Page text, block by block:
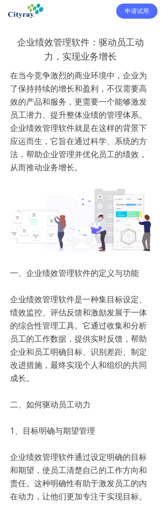
申请试用
企业绩效管理软件：驱动员工动
力，实现业务增长
在当今竞争激烈的商业环境中，企业为
了保持持续的增长和盈利，不仅需要高
效的产品和服务，更需要一个能够激发
员工潜力、提升整体业绩的管理体系。
企业绩效管理软件就是在这样的背景下
应运而生，它旨在通过科学、系统的方
法，帮助企业管理并优化员工的绩效，
从而推动业务增长。
一、企业绩效管理软件的定义与功能
企业绩效管理软件是一种集目标设定、
绩效监控、评估反馈和激励发展于一体
的综合性管理工具。它通过收集和分析
员工的工作数据，提供实时反馈，帮助
企业和员工明确目标、识别差距、制定
改进措施，最终实现个人和组织的共同
成长。
二、如何驱动员工动力
1、目标明确与期望管理
企业绩效管理软件通过设定明确的目标
和期望，使员工清楚自己的工作方向和
责任。这种明确性有助于激发员工的内
在动力，让他们更加专注于实现目标。